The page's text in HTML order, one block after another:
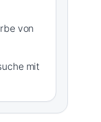
von
mit